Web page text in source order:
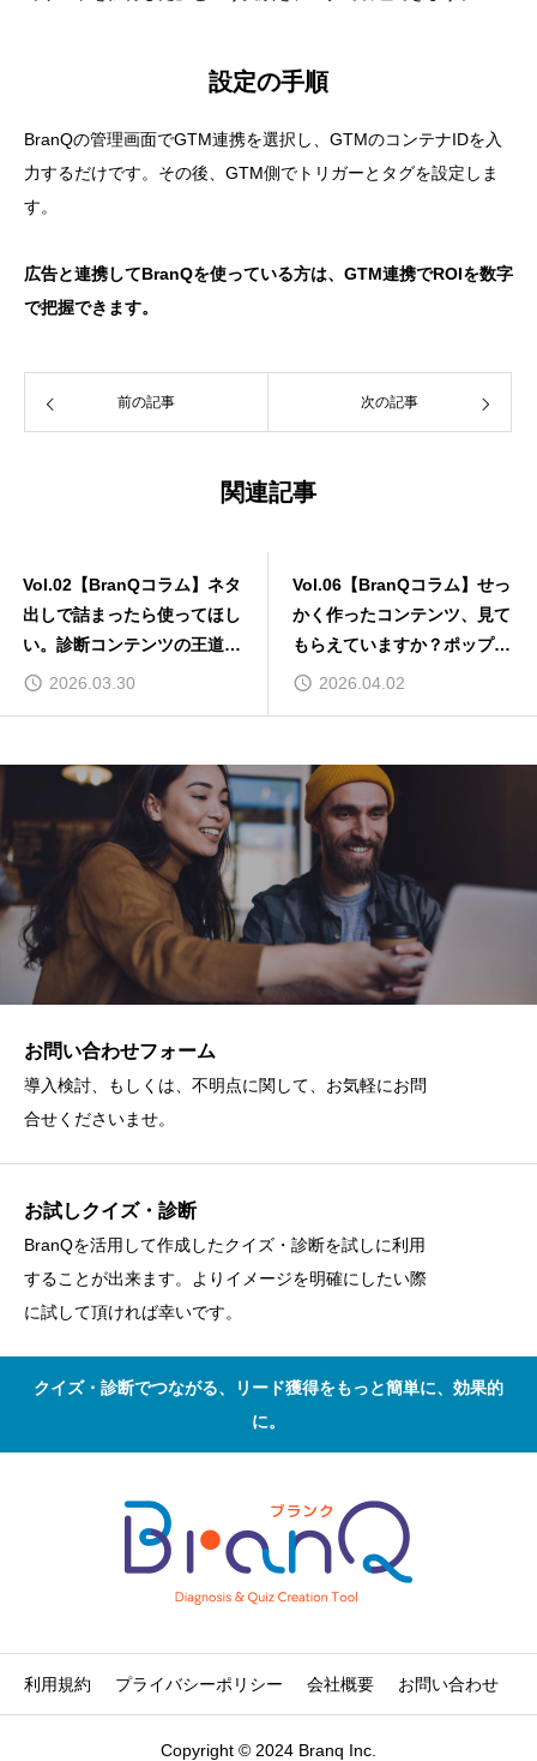
設定の手順
BranQの管理画面でGTM連携を選択し、GTMのコンテナIDを入
力するだけです。その後、GTM側でトリガーとタグを設定しま
す。
広告と連携してBranQを使っている方は、GTM連携でROIを数字
で把握できます。
前の記事 次の記事
関連記事
コラム】ネタ
ったら使ってほし
ンテンツの王道テ
Vol.06【BranQコラム】せっ
かく作ったコンテンツ、見て
もらえていますか？ポップア
ップバナーの設定方法
2026.04.02
Vol.20
会・イ
活用す
お問い合わせフォーム
導入検討、もしくは、不明点に関して、お気軽にお問
合せくださいませ。
お試しクイズ・診断
BranQを活用して作成したクイズ・診断を試しに利用
することが出来ます。よりイメージを明確にしたい際
に試して頂ければ幸いです。
クイズ・診断でつながる、リード獲得をもっと簡単に、効果的
に。
利用規約 プライバシーポリシー 会社概要 お問い合わせ
Copyright © 2024 Branq Inc.